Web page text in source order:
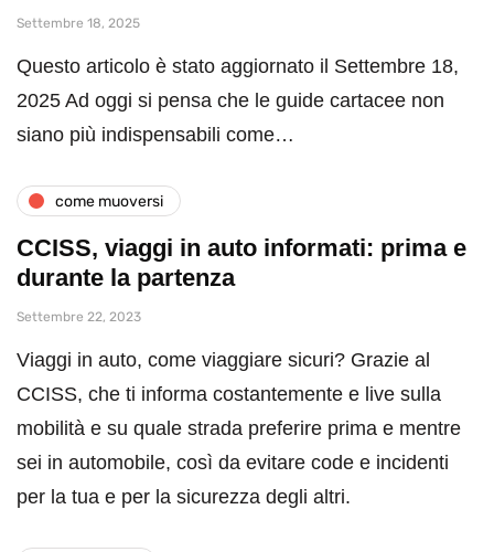
Settembre 18, 2025
Questo articolo è stato aggiornato il Settembre 18,
2025 Ad oggi si pensa che le guide cartacee non
siano più indispensabili come…
come muoversi
CCISS, viaggi in auto informati: prima e
durante la partenza
Settembre 22, 2023
Viaggi in auto, come viaggiare sicuri? Grazie al
CCISS, che ti informa costantemente e live sulla
mobilità e su quale strada preferire prima e mentre
sei in automobile, così da evitare code e incidenti
per la tua e per la sicurezza degli altri.